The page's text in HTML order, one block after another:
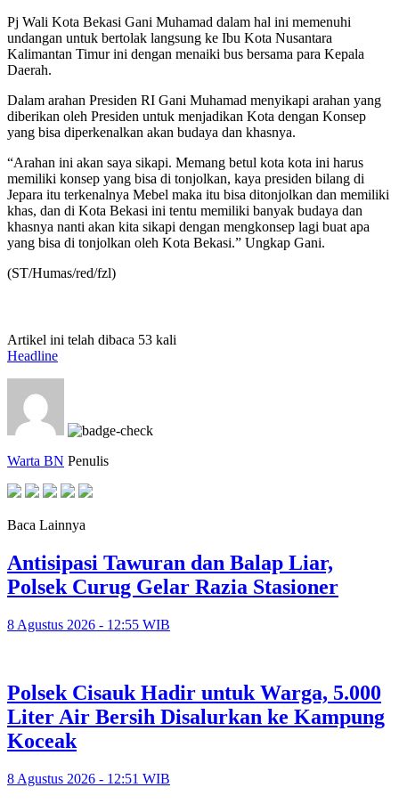
Pj Wali Kota Bekasi Gani Muhamad dalam hal ini memenuhi
undangan untuk bertolak langsung ke Ibu Kota Nusantara
Kalimantan Timur ini dengan menaiki bus bersama para Kepala
Daerah.
Dalam arahan Presiden RI Gani Muhamad menyikapi arahan yang
diberikan oleh Presiden untuk menjadikan Kota dengan Konsep
yang bisa diperkenalkan akan budaya dan khasnya.
“Arahan ini akan saya sikapi. Memang betul kota kota ini harus
memiliki konsep yang bisa di tonjolkan, kaya presiden bilang di
Jepara itu terkenalnya Mebel maka itu bisa ditonjolkan dan memiliki
khas, dan di Kota Bekasi ini tentu memiliki banyak budaya dan
khasnya nanti akan kita sikapi dengan mengkonsep lagi buat apa
yang bisa di tonjolkan oleh Kota Bekasi.” Ungkap Gani.
(ST/Humas/red/fzl)
Artikel ini telah dibaca 53 kali
Headline
Warta BN Penulis
Baca Lainnya
Antisipasi Tawuran dan Balap Liar,
Polsek Curug Gelar Razia Stasioner
8 Agustus 2026 - 12:55 WIB
Polsek Cisauk Hadir untuk Warga, 5.000
Liter Air Bersih Disalurkan ke Kampung
Koceak
8 Agustus 2026 - 12:51 WIB